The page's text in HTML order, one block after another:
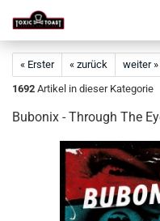
« Erster « zurück weiter »
1692 Artikel in dieser Kategorie
Bubonix - Through The